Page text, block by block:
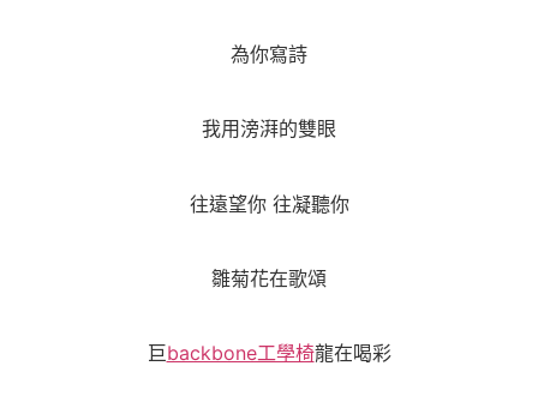
為你寫詩
我用滂湃的雙眼
往遠望你 往凝聽你
雛菊花在歌頌
巨backbone工學椅龍在喝彩